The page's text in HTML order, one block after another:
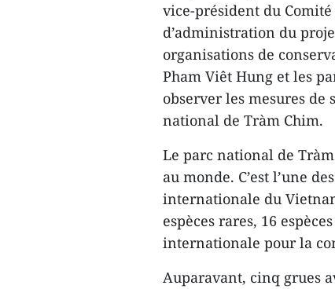
vice-président du
d’administration du
organisations de
Pham Viêt Hung et les
observer les mesures
national de Tràm Chim.
Le parc national de
au monde. C’est l’une
internationale du
espèces rares, 16
internationale pour la
Auparavant, cinq grues